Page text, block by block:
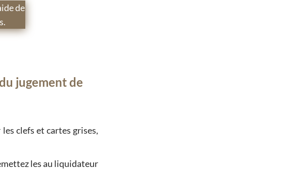
de
jugement de
clefs et cartes grises,
les au liquidateur